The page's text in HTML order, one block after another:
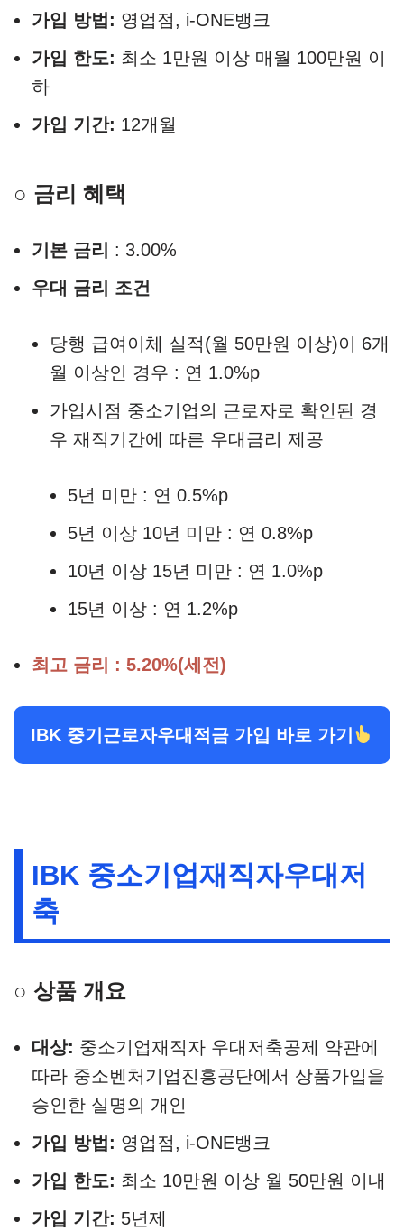
가입 방법: 영업점, i-ONE뱅크
가입 한도: 최소 1만원 이상 매월 100만원 이
하
가입 기간: 12개월
○ 금리 혜택
기본 금리 : 3.00%
우대 금리 조건
당행 급여이체 실적(월 50만원 이상)이 6개
월 이상인 경우 : 연 1.0%p
가입시점 중소기업의 근로자로 확인된 경
우 재직기간에 따른 우대금리 제공
5년 미만 : 연 0.5%p
5년 이상 10년 미만 : 연 0.8%p
10년 이상 15년 미만 : 연 1.0%p
15년 이상 : 연 1.2%p
최고 금리 : 5.20%(세전)
IBK 중기근로자우대적금 가입 바로 가기
IBK 중소기업재직자우대저
축
○ 상품 개요
대상: 중소기업재직자 우대저축공제 약관에
따라 중소벤처기업진흥공단에서 상품가입을
승인한 실명의 개인
가입 방법: 영업점, i-ONE뱅크
가입 한도: 최소 10만원 이상 월 50만원 이내
가입 기간: 5년제